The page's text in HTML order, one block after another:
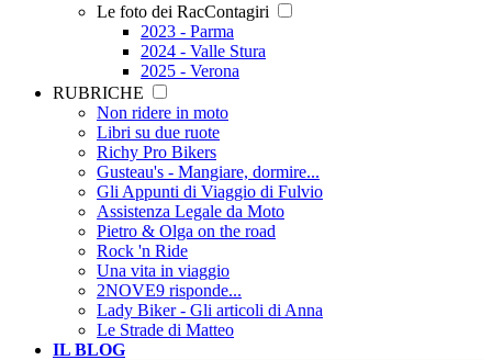
Le foto dei RacContagiri
2023 - Parma
2024 - Valle Stura
2025 - Verona
RUBRICHE
Non ridere in moto
Libri su due ruote
Richy Pro Bikers
Gusteau's - Mangiare, dormire...
Gli Appunti di Viaggio di Fulvio
Assistenza Legale da Moto
Pietro & Olga on the road
Rock 'n Ride
Una vita in viaggio
2NOVE9 risponde...
Lady Biker - Gli articoli di Anna
Le Strade di Matteo
IL BLOG